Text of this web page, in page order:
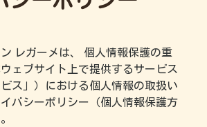
レガーメは、 個人情報保護の重
ェブサイト上で提供するサービス
ビス」）における個人情報の取扱い
バシーポリシー（個人情報保護方